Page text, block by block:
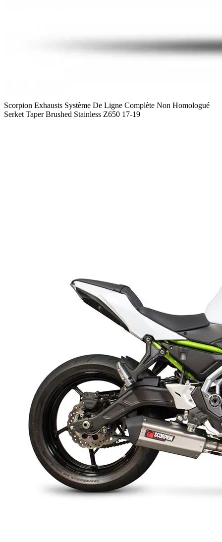
Scorpion Exhausts Système De Ligne Complète Non Homologué
Serket Taper Brushed Stainless Z650 17-19